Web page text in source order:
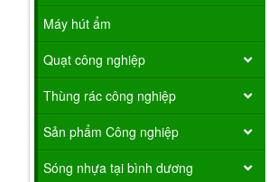
Máy hút ẩm
Quạt công nghiệp
Thùng rác công nghiệp
Sản phẩm Công nghiệp
Sóng nhựa tại bình dương